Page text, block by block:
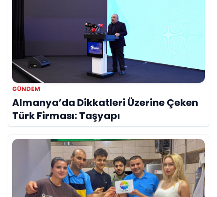
GÜNDEM
Almanya’da Dikkatleri Üzerine Çeken
Türk Firması: Taşyapı